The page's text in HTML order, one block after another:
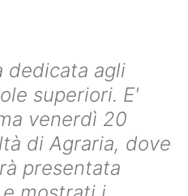
dedicata agli
superiori. E'
venerdì 20
di Agraria, dove
presentata